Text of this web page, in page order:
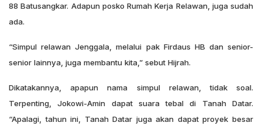
88 Batusangkar. Adapun posko Rumah Kerja Relawan, juga sudah
ada.
“Simpul relawan Jenggala, melalui pak Firdaus HB dan senior-
senior lainnya, juga membantu kita,” sebut Hijrah.
Dikatakannya, apapun nama simpul relawan, tidak soal.
Terpenting, Jokowi-Amin dapat suara tebal di Tanah Datar.
“Apalagi, tahun ini, Tanah Datar juga akan dapat proyek besar